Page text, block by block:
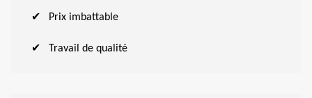
Prix imbattable
Travail de qualité